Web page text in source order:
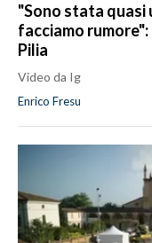
"Sono stata quasi
facciamo
Pilia
Video da Ig
Enrico Fresu